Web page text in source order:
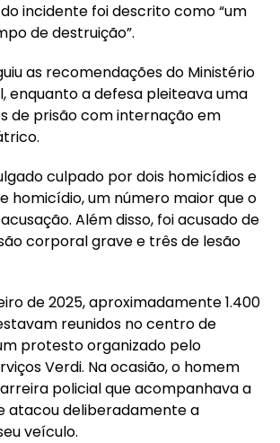
incidente foi descrito como “um
de destruição”.
as recomendações do Ministério
enquanto a defesa pleiteava uma
de prisão com internação em
culpado por dois homicídios e
homicídio, um número maior que o
Além disso, foi acusado de
corporal grave e três de lesão
de 2025, aproximadamente 1.400
reunidos no centro de
protesto organizado pelo
Verdi. Na ocasião, o homem
policial que acompanhava a
atacou deliberadamente a
veículo.